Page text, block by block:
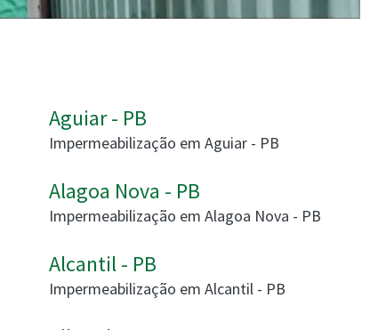
Aguiar - PB
Impermeabilização em Aguiar - PB
Alagoa Nova - PB
Impermeabilização em Alagoa Nova - PB
Alcantil - PB
Impermeabilização em Alcantil - PB